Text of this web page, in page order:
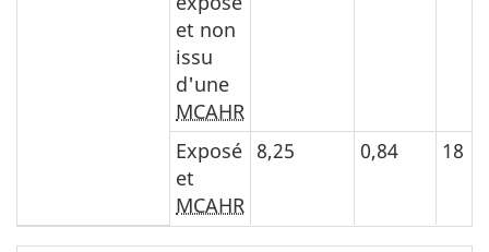
et non
issu
d'une
MCAHR
Exposé
et
MCAHR
8,25 0,84 18